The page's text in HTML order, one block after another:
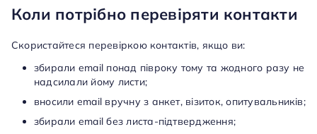
Коли потрібно перевіряти контакти
Скористайтеся перевіркою контактів, якщо ви:
збирали email понад півроку тому та жодного разу не
надсилали йому листи;
вносили email вручну з анкет, візиток, опитувальників;
збирали email без листа-підтвердження;